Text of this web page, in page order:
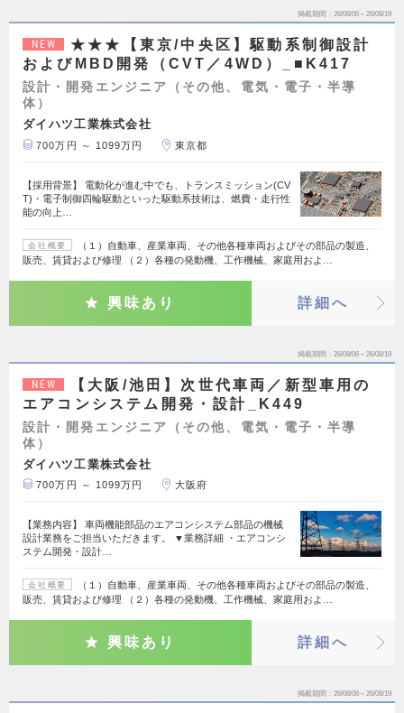
掲載期間 26/08/06～26/08/19
NEW
★★★【東京/中央区】駆動系制御設計
およびMBD開発（CVT／4WD）_■K417
設計・開発エンジニア（その他、電気・電子・半導
体）
ダイハツ工業株式会社
700万円 ～ 1099万円 東京都
【採用背景】 電動化が進む中でも、トランスミッション(CV
T)・電子制御四輪駆動といった駆動系技術は、燃費・走行性
能の向上…
会社概要
（１）自動車、産業車両、その他各種車両およびその部品の製造、
販売、賃貸および修理 （２）各種の発動機、工作機械、家庭用およ…
興味あり 詳細へ
掲載期間 26/08/06～26/08/19
NEW
【大阪/池田】次世代車両／新型車用の
エアコンシステム開発・設計_K449
設計・開発エンジニア（その他、電気・電子・半導
体）
ダイハツ工業株式会社
700万円 ～ 1099万円 大阪府
【業務内容】 車両機能部品のエアコンシステム部品の機械
設計業務をご担当いただきます。 ▼業務詳細 ・エアコンシ
ステム開発・設計…
会社概要
（１）自動車、産業車両、その他各種車両およびその部品の製造、
販売、賃貸および修理 （２）各種の発動機、工作機械、家庭用およ…
興味あり 詳細へ
掲載期間 26/08/06～26/08/19